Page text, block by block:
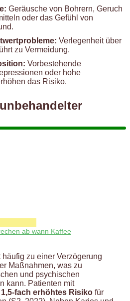
Geräusche von Bohrern, Geruch
oder das Gefühl von
Verlegenheit über
zu Vermeidung.
Vorbestehende
oder hohe
das Risiko.
ab wann Kaffee
zu einer Verzögerung
Maßnahmen, was zu
und psychischen
kann. Patienten mit
1,5-fach erhöhtes Risiko für